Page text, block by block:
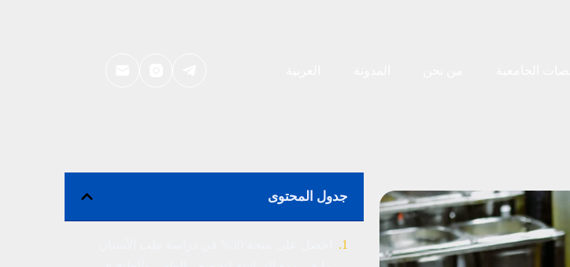
جدول المحتوى